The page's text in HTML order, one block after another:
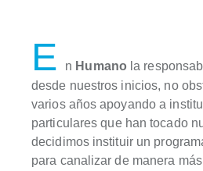
E n Humano la
desde nuestros inicios, no
varios años apoyando a
particulares que han tocado
decidimos instituir un
para canalizar de manera